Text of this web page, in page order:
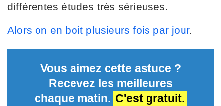
différentes études très sérieuses.
Alors on en boit plusieurs fois par jour.
Vous aimez cette astuce ?
Recevez les meilleures
chaque matin. C'est gratuit.